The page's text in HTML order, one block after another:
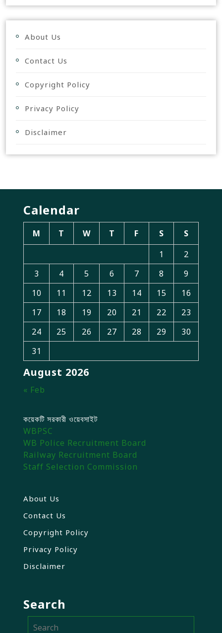
About Us
Contact Us
Copyright Policy
Privacy Policy
Disclaimer
Calendar
August 2026
M T W T F S
S
1
2
3
4 5 6 7 8
9
10
11 12 13 14 15
16
17
18 19 20 21 22
23
24
25 26 27 28 29
30
31
« Feb
কয়েকটি সরকারী ওয়েবসাইট
WBPSC
WB Police Recruitment Board
Railway Recruitment Board
Staff Selection Commission
About Us
Contact Us
Copyright Policy
Privacy Policy
Disclaimer
Search